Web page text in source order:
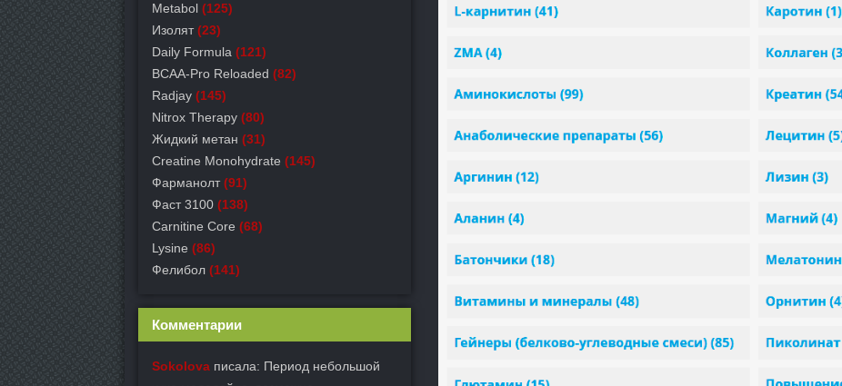
Metabol (125)
Изолят (23)
Daily Formula (121)
BCAA-Pro Reloaded (82)
Radjay (145)
Nitrox Therapy (80)
Жидкий метан (31)
Creatine Monohydrate (145)
Фарманолт (91)
Фаст 3100 (138)
Carnitine Core (68)
Lysine (86)
Фелибол (141)
Комментарии
Sokolova писала: Период небольшой